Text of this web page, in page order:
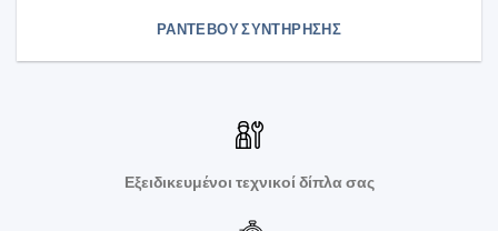
ΡΑΝΤΕΒΟΥ ΣΥΝΤΗΡΗΣΗΣ
Εξειδικευμένοι τεχνικοί δίπλα σας